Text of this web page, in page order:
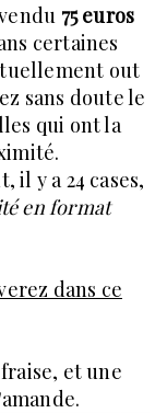
75 euros
certaines
out
sans doute le
qui ont la
il y a 24 cases,
en format
dans ce
et une